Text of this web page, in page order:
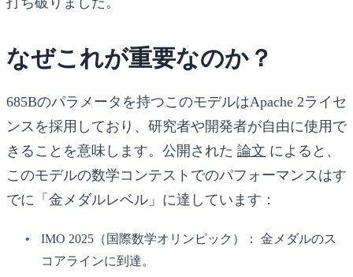
なぜこれが重要なのか？
685Bのパラメータを持つこのモデルはApache 2ライセ
ンスを採用しており、研究者や開発者が自由に使用で
きることを意味します。公開された 論文 によると、
このモデルの数学コンテストでのパフォーマンスはす
でに「金メダルレベル」に達しています：
IMO 2025（国際数学オリンピック）：
金メダルのス
コアラインに到達。